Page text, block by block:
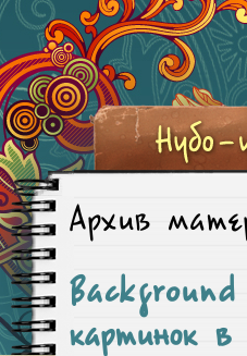
Архив
Background
картинок в